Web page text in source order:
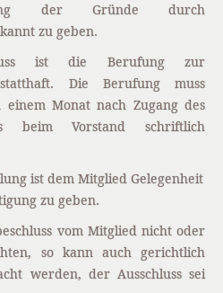
der Gründe durch
zu geben.
ist die Berufung zur
Die Berufung muss
Monat nach Zugang des
beim Vorstand schriftlich
ist dem Mitglied Gelegenheit
zu geben.
vom Mitglied nicht oder
so kann auch gerichtlich
werden, der Ausschluss sei